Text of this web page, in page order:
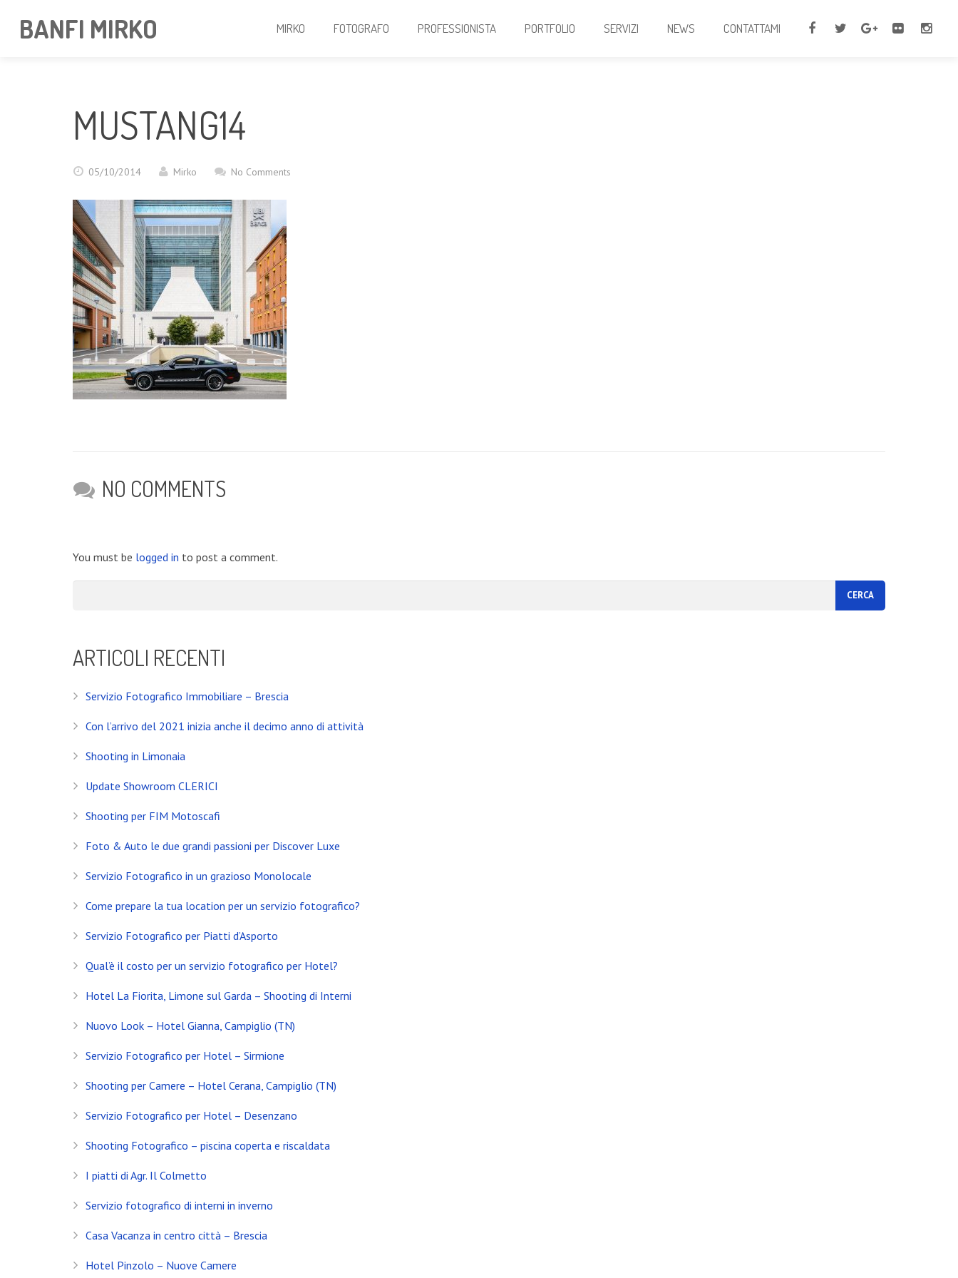
BANFI MIRKO MIRKO FOTOGRAFO PROFESSIONISTA PORTFOLIO SERVIZI NEWS CONTATTAMI
MUSTANG14
05/10/2014 Mirko No Comments
NO COMMENTS
You must be logged in to post a comment.
ARTICOLI RECENTI
Servizio Fotografico Immobiliare – Brescia
Con l’arrivo del 2021 inizia anche il decimo anno di attività
Shooting in Limonaia
Update Showroom CLERICI
Shooting per FIM Motoscafi
Foto & Auto le due grandi passioni per Discover Luxe
Servizio Fotografico in un grazioso Monolocale
Come prepare la tua location per un servizio fotografico?
Servizio Fotografico per Piatti d’Asporto
Qual’è il costo per un servizio fotografico per Hotel?
Hotel La Fiorita, Limone sul Garda – Shooting di Interni
Nuovo Look – Hotel Gianna, Campiglio (TN)
Servizio Fotografico per Hotel – Sirmione
Shooting per Camere – Hotel Cerana, Campiglio (TN)
Servizio Fotografico per Hotel – Desenzano
Shooting Fotografico – piscina coperta e riscaldata
I piatti di Agr. Il Colmetto
Servizio fotografico di interni in inverno
Casa Vacanza in centro città – Brescia
Hotel Pinzolo – Nuove Camere
INSTAGRAM
NEWS
Servizio Fotografico Immobiliare – Brescia
Con l’arrivo del 2021 inizia anche il decimo anno di attività
Shooting in Limonaia
Update Showroom CLERICI
CONTATTI
Desenzano del Garda
Brescia - ITALIA
+39 329 0131547
info@banfimirko.it
Privacy policy|Cookie policy